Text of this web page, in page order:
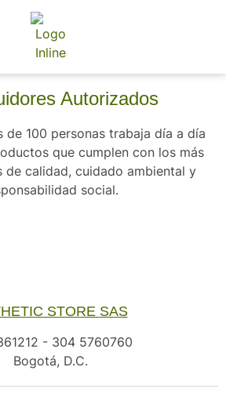
Autorizados
de 100 personas trabaja día a día
que cumplen con los más
de calidad, cuidado ambiental y
social.
STORE SAS
- 304 5760760
Bogotá, D.C.